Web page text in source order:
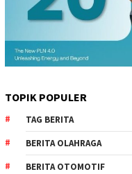
TOPIK POPULER
TAG BERITA
BERITA OLAHRAGA
BERITA OTOMOTIF